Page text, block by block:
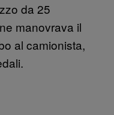
da 25
manovrava il
al camionista,